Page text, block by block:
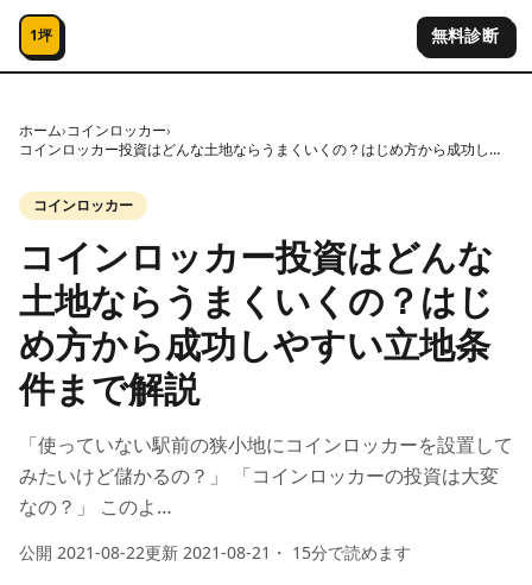
コンテンツへスキップ
1坪 無料診断
ホーム›コインロッカー›
コインロッカー投資はどんな土地ならうまくいくの？はじめ方から成功しやすい立地条件まで解説
コインロッカー
コインロッカー投資はどんな
土地ならうまくいくの？はじ
め方から成功しやすい立地条
件まで解説
「使っていない駅前の狭小地にコインロッカーを設置して
みたいけど儲かるの？」 「コインロッカーの投資は大変
なの？」 このよ…
公開 2021-08-22更新 2021-08-21 ・ 15分で読めます